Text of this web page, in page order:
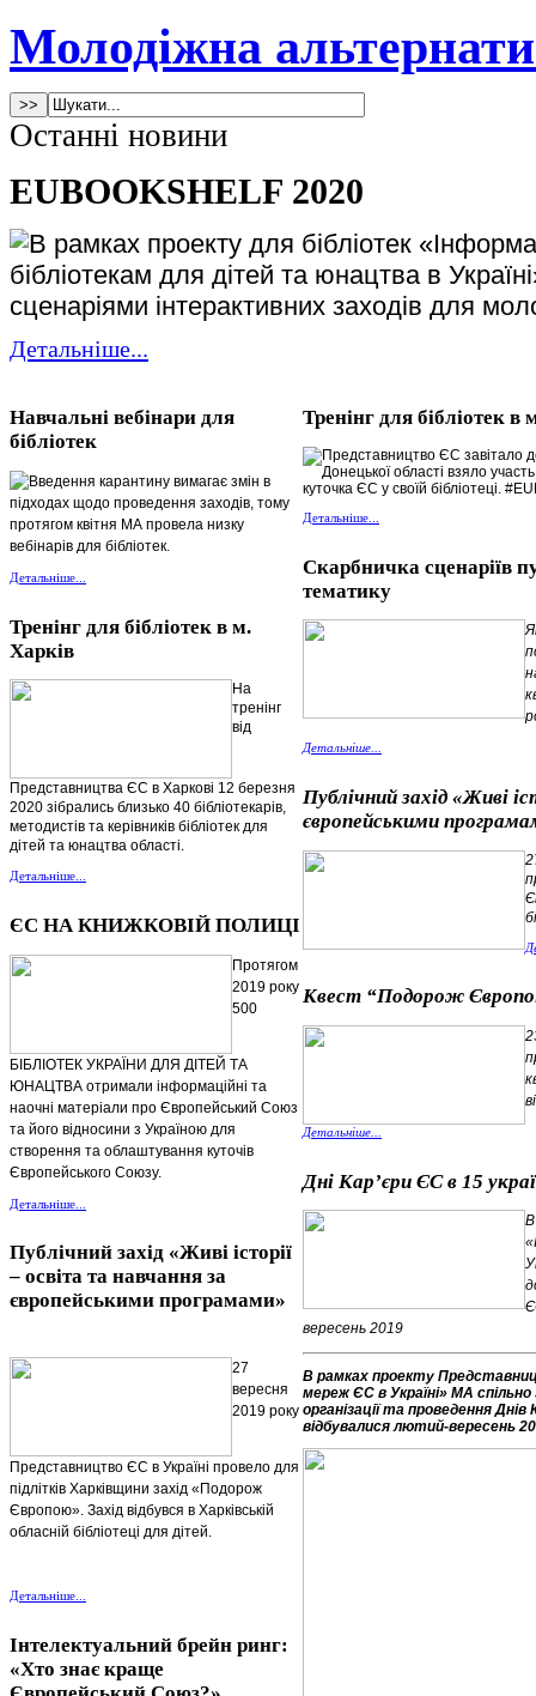
Молодіжна
Останні новини
EUBOOKSHELF 2020
В рамках проекту для бібліотек
бібліотекам для дітей та юнацтва в
сценаріями інтерактивних заходів для
Детальніше...
Навчальні вебінари для
бібліотек
Введення карантину вимагає змін в
підходах щодо проведення заходів, тому
протягом квітня МА провела низку
вебінарів для бібліотек.
Детальніше...
Тренінг для бібліотек в м.
Харків
На
тренінг
від
Представництва ЄС в Харкові 12 березня
2020 зібрались близько 40 бібліотекарів,
методистів та керівників бібліотек для
дітей та юнацтва області.
Детальніше...
ЄС НА КНИЖКОВІЙ ПОЛИЦІ
Протягом
2019 року
500
БІБЛІОТЕК УКРАЇНИ ДЛЯ ДІТЕЙ ТА
ЮНАЦТВА отримали інформаційні та
наочні матеріали про Європейський Союз
та його відносини з Україною для
створення та облаштування куточів
Європейського Союзу.
Детальніше...
Публічний захід «Живі історії
– освіта та навчання за
європейськими програмами»
27
вересня
2019 року
Представництво ЄС в Україні провело для
підлітків Харківщини захід «Подорож
Європою». Захід відбувся в Харківській
обласній бібліотеці для дітей.
Детальніше...
Інтелектуальний брейн ринг:
«Хто знає краще
Тренінг для бібліотек
Представництво ЄС завітало
Донецької області взяло
куточка ЄС у своїй бібліотеці.
Детальніше...
Скарбничка сценаріїв
тематику
Детальніше...
Публічний захід «Живі
європейськими
Квест “Подорож
Детальніше...
Дні Кар’єри ЄС в 15
вересень 2019
В рамках проекту
мереж ЄС в Україні» МА
організації та проведення
відбувалися лютий-вересень